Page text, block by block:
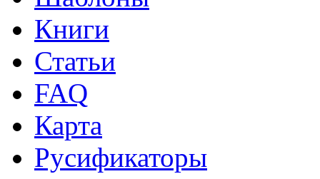
Книги
Статьи
FAQ
Карта
Русификаторы